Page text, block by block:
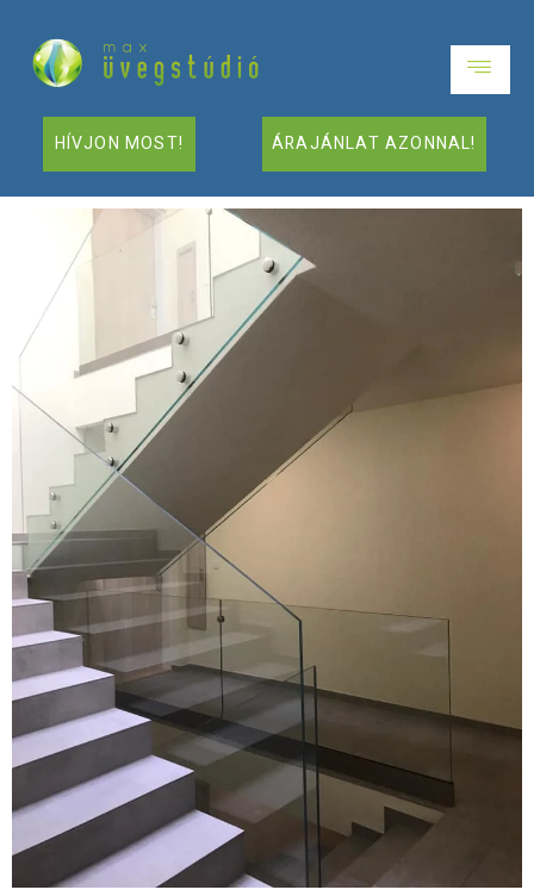
HÍVJON MOST! ÁRAJÁNLAT AZONNAL!